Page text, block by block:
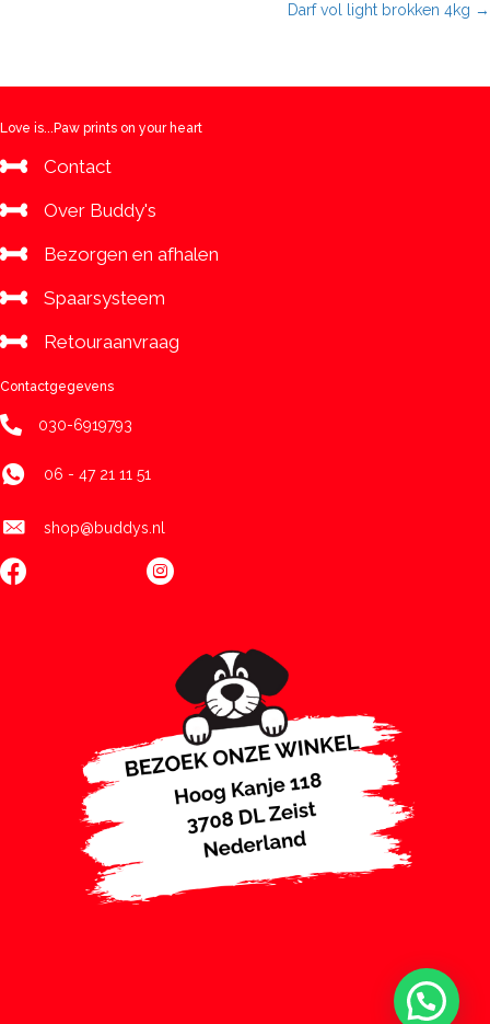
Darf vol light brokken 4kg →
Love is...Paw prints on your heart
Contact
Over Buddy's
Bezorgen en afhalen
Spaarsysteem
Retouraanvraag
Contactgegevens
030-6919793
06 - 47 21 11 51
shop@buddys.nl